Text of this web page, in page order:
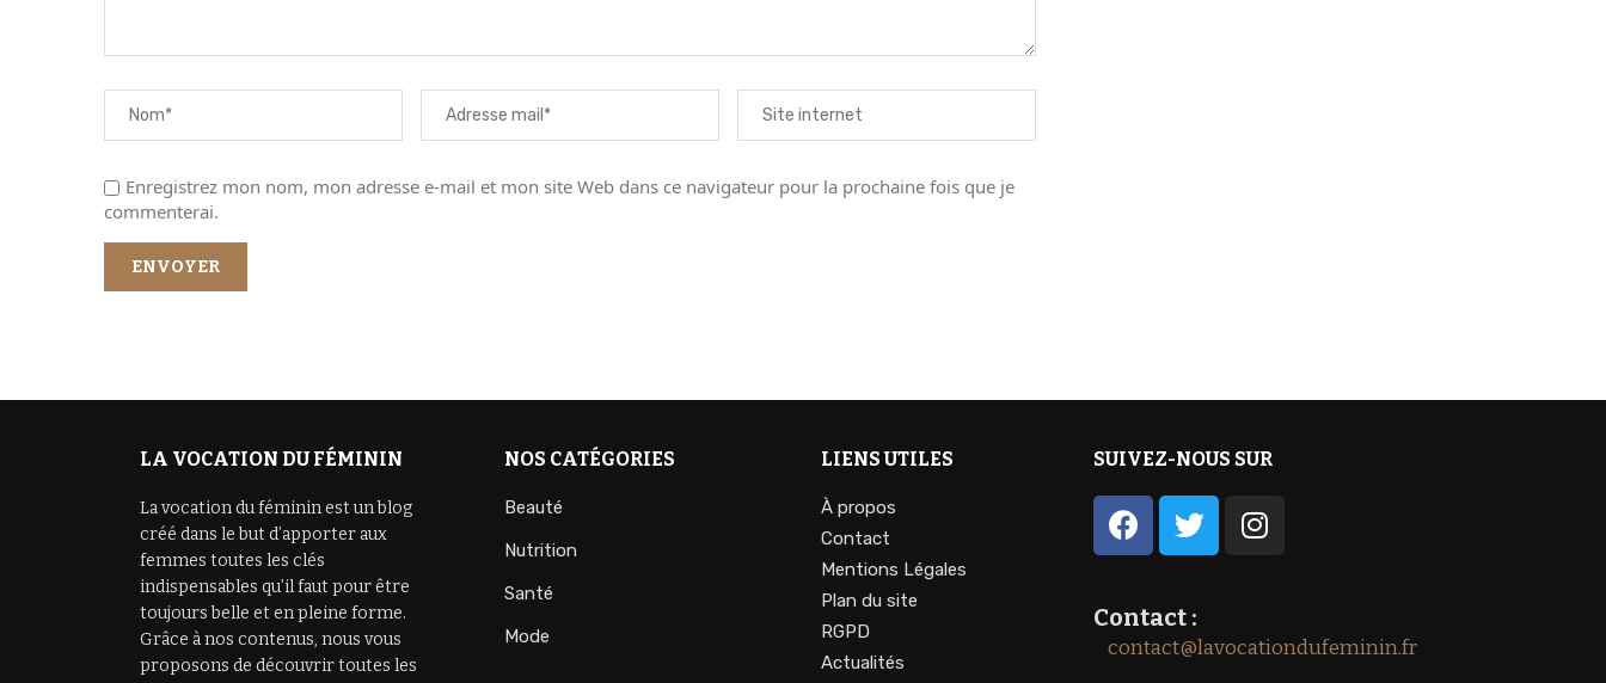
Enregistrez mon nom, mon adresse e-mail et mon site Web dans ce navigateur pour la prochaine fois que je
commenterai.
LA VOCATION DU FÉMININ
La vocation du féminin est un blog
créé dans le but d’apporter aux
femmes toutes les clés
indispensables qu’il faut pour être
toujours belle et en pleine forme.
Grâce à nos contenus, nous vous
proposons de découvrir toutes les
NOS CATÉGORIES
Beauté
Nutrition
Santé
Mode
LIENS UTILES
À propos
Contact
Mentions Légales
Plan du site
RGPD
Actualités
SUIVEZ-NOUS SUR
Contact :
contact@lavocationdufeminin.fr